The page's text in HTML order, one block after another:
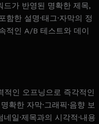
드가 반영된 명확한 제목,
한 설명·태그·자막의 정
적인 A/B 테스트와 데이
인 오프닝으로 즉각적인
확한 자막·그래픽·음향 보
일·제목과의 시각적·내용